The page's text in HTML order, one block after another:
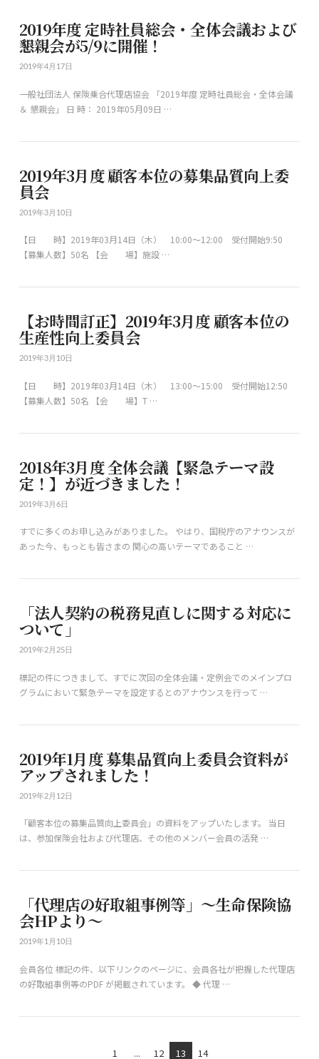
2019年度 定時社員総会・全体会議および
懇親会が5/9に開催！
2019年4月17日
一般社団法人 保険乗合代理店協会 「2019年度 定時社員総会・全体会議
＆ 懇親会」 日 時： 2019年05月09日 …
2019年3月度 顧客本位の募集品質向上委
員会
2019年3月10日
【日 時】2019年03月14日（木） 10:00～12:00 受付開始9:50
【募集人数】50名 【会 場】施設 …
【お時間訂正】2019年3月度 顧客本位の
生産性向上委員会
2019年3月10日
【日 時】2019年03月14日（木） 13:00～15:00 受付開始12:50
【募集人数】50名 【会 場】T …
2018年3月度 全体会議【緊急テーマ設
定！】が近づきました！
2019年3月6日
すでに多くのお申し込みがありました。 やはり、国税庁のアナウンスが
あった今、もっとも皆さまの 関心の高いテーマであること …
「法人契約の税務見直しに関する対応に
ついて」
2019年2月25日
標記の件につきまして、すでに次回の全体会議・定例会でのメインプロ
グラムにおいて緊急テーマを設定するとのアナウンスを行って …
2019年1月度 募集品質向上委員会資料が
アップされました！
2019年2月12日
「顧客本位の募集品質向上委員会」の資料をアップいたします。 当日
は、参加保険会社および代理店、その他のメンバー会員の活発 …
「代理店の好取組事例等」～生命保険協
会HPより～
2019年1月10日
会員各位 標記の件、以下リンクのページに、会員各社が把握した代理店
の好取組事例等のPDF が掲載されています。 ◆ 代理 …
1 ... 12 13 14